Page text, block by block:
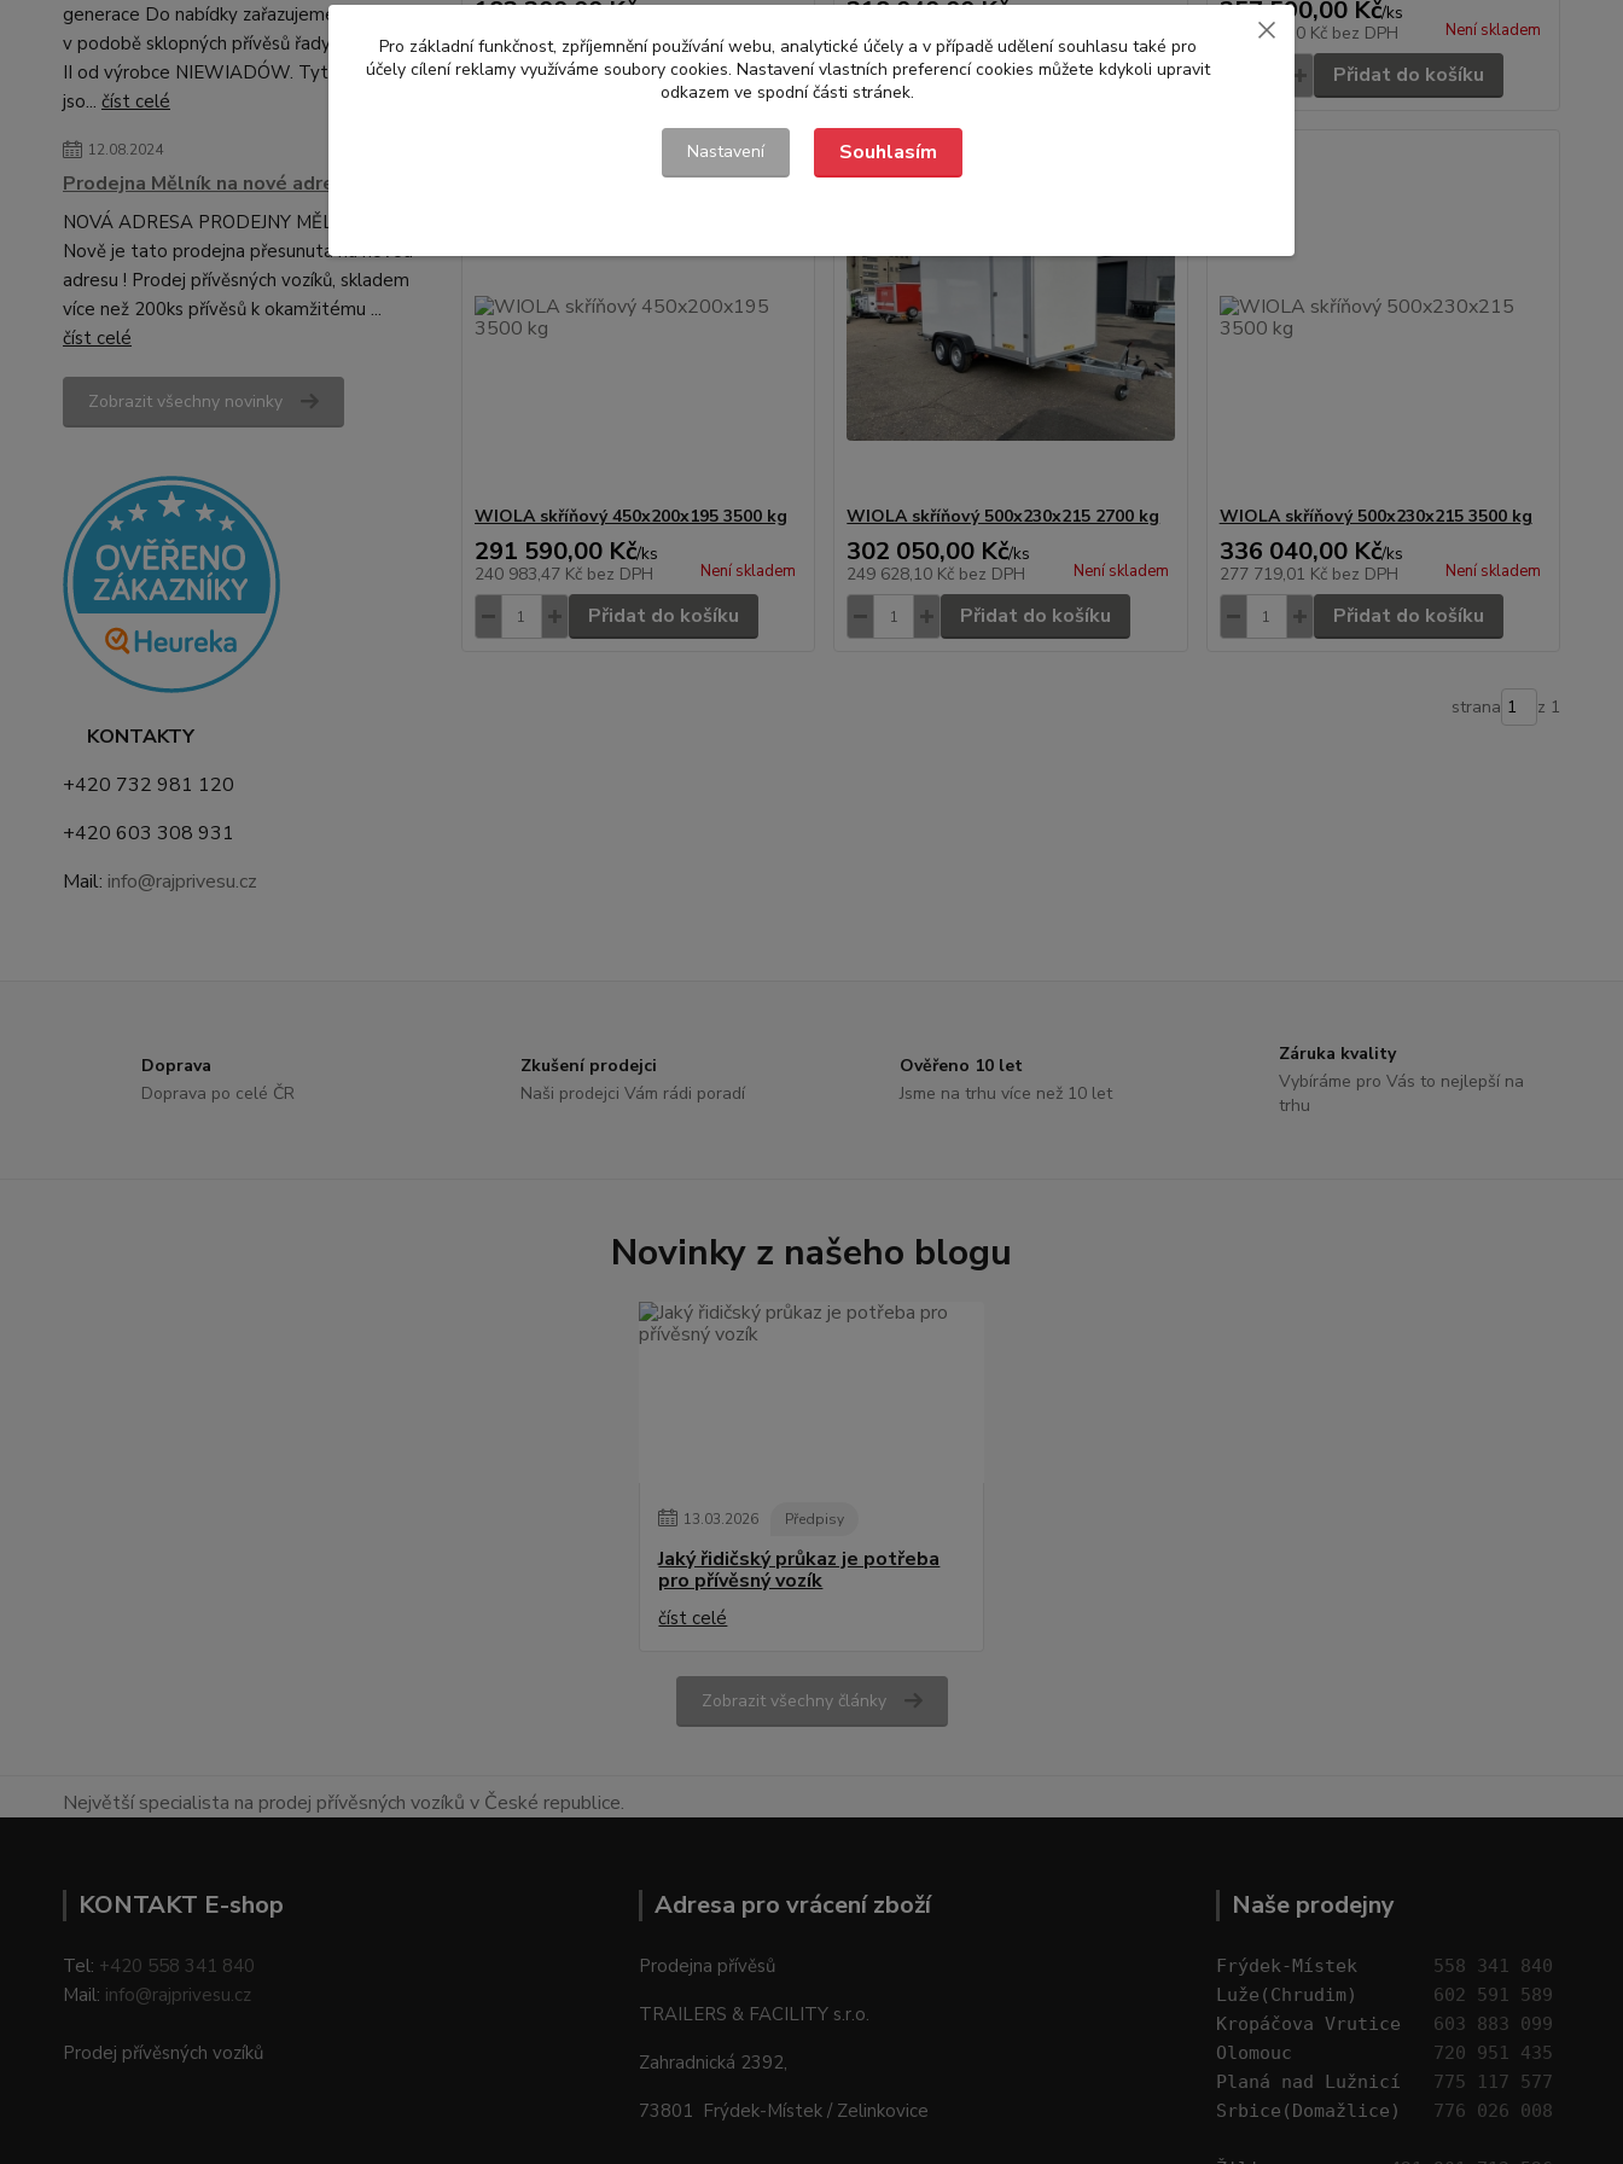
generace Do nabídky zařazujeme novinku
v podobě sklopných přívěsů řady SONDA
II od výrobce NIEWIADÓW. Tyto modely
jso... číst celé
12.08.2024
Prodejna Mělník na nové adrese!
NOVÁ ADRESA PRODEJNY MĚLNÍK!
Nově je tato prodejna přesunuta na novou
adresu ! Prodej přívěsných vozíků, skladem
více než 200ks přívěsů k okamžitému ...
číst celé
Zobrazit všechny novinky
KONTAKTY
+420 732 981 120
+420 603 308 931
Mail: info@rajprivesu.cz
182 200,00 Kč/ks
150 578,51 Kčbez DPH
Přidat do košíku
218 040,00 Kč/ks
180 198,35 Kč
bez DPH
Přidat do košíku
257 590,00 Kč/ks
212 884,30 Kč bez DPH Není skladem
Přidat do košíku
WIOLA skříňový 450x200x195 3500 kg
291 590,00 Kč/ks
240 983,47 Kč bez DPH Není skladem
Přidat do košíku
WIOLA skříňový 500x230x215 2700 kg
302 050,00 Kč/ks
249 628,10 Kč bez DPH Není skladem
Přidat do košíku
WIOLA skříňový 500x230x215 3500 kg
336 040,00 Kč/ks
277 719,01 Kč bez DPH Není skladem
Přidat do košíku
strana z 1
Doprava
Doprava po celé ČR
Zkušení prodejci
Naši prodejci Vám rádi poradí
Ověřeno 10 let
Jsme na trhu více než 10 let
Záruka kvality
Vybíráme pro Vás to nejlepší na
trhu
Novinky z našeho blogu
13.03.2026 Předpisy
Jaký řidičský průkaz je potřeba
pro přívěsný vozík
číst celé
Zobrazit všechny články
Největší specialista na prodej přívěsných vozíků v České republice.
KONTAKT E-shop
Tel: +420 558 341 840
Mail: info@rajprivesu.cz
Prodej přívěsných vozíků
Adresa pro vrácení zboží
Prodejna přívěsů
TRAILERS & FACILITY s.r.o.
Zahradnická 2392,
73801 Frýdek-Místek / Zelinkovice
Naše prodejny
Frýdek-Místek 558 341 840
Luže(Chrudim) 602 591 589
Kropáčova Vrutice 603 883 099
Olomouc 720 951 435
Planá nad Lužnicí 775 117 577
Srbice(Domažlice) 776 026 008
Pro základní funkčnost, zpříjemnění používání webu, analytické účely a v případě udělení souhlasu také pro
účely cílení reklamy využíváme soubory cookies. Nastavení vlastních preferencí cookies můžete kdykoli upravit
odkazem ve spodní části stránek.
Nastavení Souhlasím